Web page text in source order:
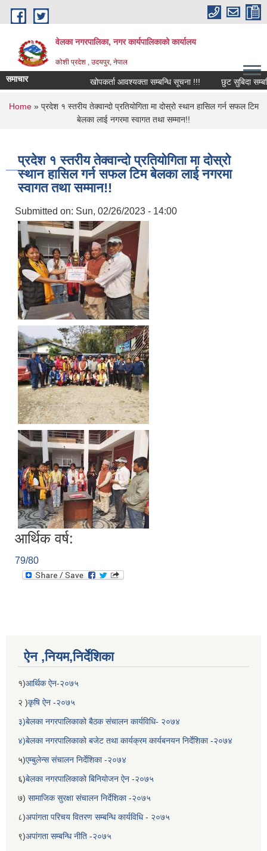
Skip to main content
वेलका नगरपालिका, नगर कार्यपालिकाको कार्यालय
कोशी प्रदेश , उदयपुर, नेपाल
समाचार खोपकर्ता आवश्यक्ता सम्बन्धि सूचना !!! छुट सुबिदा सम्बन्धि
You are here
Home» प्रदेश १ स्तरीय तेक्वान्दो प्रतियोगिता मा दोस्रो स्थान हासिल गर्न सफल टिम
बेलका लाई नगरमा स्वागत तथा सम्मान!!
प्रदेश १ स्तरीय तेक्वान्दो प्रतियोगिता मा दोस्रो
स्थान हासिल गर्न सफल टिम बेलका लाई नगरमा
स्वागत तथा सम्मान!!
Submitted on: Sun, 02/26/2023 - 14:00
आर्थिक वर्ष:
79/80
ऐन ,नियम,निर्देशिका
१)आर्थिक ऐन-२०७५
२ )कृषि ऐन -२०७५
३)बेलका नगरपालिकाको बैठक संचालन कार्यविधि- २०७४
४)बेलका नगरपालिकाको बजेट तथा कार्यक्रम कार्यबनयन निर्देशिका -२०७४
५)एम्बुलेन्स संचालन निर्देशिका -२०७४
६)बेलका नगरपालिकाको बिनियोजन ऐन -२०७५
७) सामाजिक सुरक्षा संचालन निर्देशिका -२०७५
८)अपांगता परिचय वितरण सम्बन्धि कार्यविधि - २०७५
९)अपांगता सम्बन्धि नीति -२०७५